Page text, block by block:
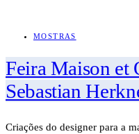
MOSTRAS
Feira Maison et
Sebastian
Criações do designer para a